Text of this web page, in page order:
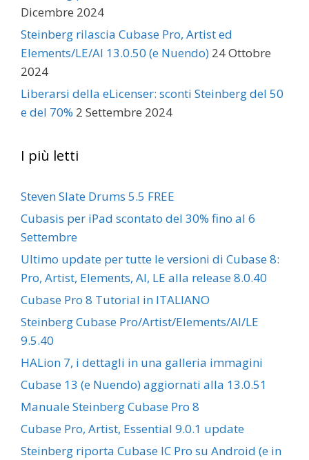
Dicembre 2024
Steinberg rilascia Cubase Pro, Artist ed
Elements/LE/AI 13.0.50 (e Nuendo) 24 Ottobre
2024
Liberarsi della eLicenser: sconti Steinberg del 50
e del 70% 2 Settembre 2024
I più letti
Steven Slate Drums 5.5 FREE
Cubasis per iPad scontato del 30% fino al 6
Settembre
Ultimo update per tutte le versioni di Cubase 8:
Pro, Artist, Elements, AI, LE alla release 8.0.40
Cubase Pro 8 Tutorial in ITALIANO
Steinberg Cubase Pro/Artist/Elements/AI/LE
9.5.40
HALion 7, i dettagli in una galleria immagini
Cubase 13 (e Nuendo) aggiornati alla 13.0.51
Manuale Steinberg Cubase Pro 8
Cubase Pro, Artist, Essential 9.0.1 update
Steinberg riporta Cubase IC Pro su Android (e in